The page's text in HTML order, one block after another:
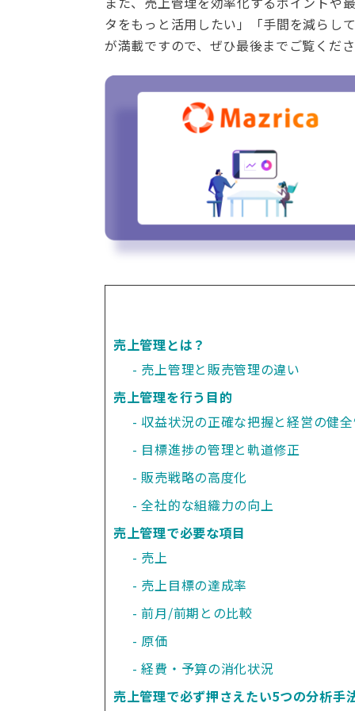
タをもっと活用したい」「手間を減らし
が満載ですので、ぜひ最後までご覧くだ
売上管理とは？
売上管理と販売管理の違い
売上管理を行う目的
収益状況の正確な把握と経営の健
目標進捗の管理と軌道修正
販売戦略の高度化
全社的な組織力の向上
売上管理で必要な項目
売上
売上目標の達成率
前月/前期との比較
原価
経費・予算の消化状況
売上管理で必ず押さえたい5つの分析手